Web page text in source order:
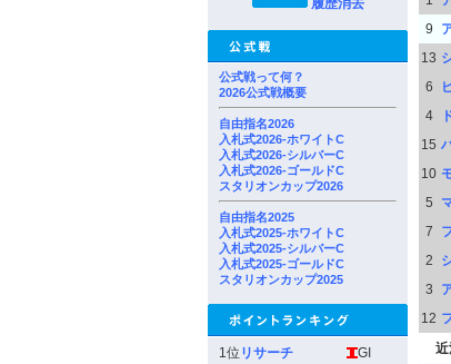
履歴消去
公式戦って何？
2026公式戦概要
自由指名2026
入札式2026-ホワイトC
入札式2026-シルバーC
入札式2026-ゴールドC
スタリオンカップ2026
自由指名2025
入札式2025-ホワイトC
入札式2025-シルバーC
入札式2025-ゴールドC
スタリオンカップ2025
1位 リサーチ
GI
9
13
6
4
15
10
5
7
2
3
12
近